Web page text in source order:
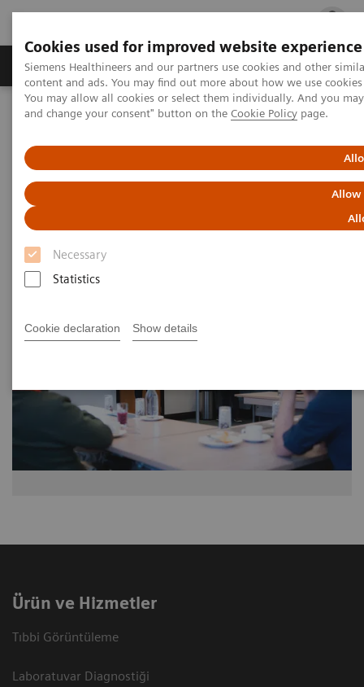
Cookies used for improved website experience
Siemens Healthineers and our partners use cookies and other
content and ads. You may find out more about how we use
You may allow all cookies or select them individually. And you
and change your consent" button on the Cookie Policy page.
Allow
Necessary
Statistics
Cookie declaration Show details
Ürün ve Hizmetler Öne Çıkanlar Sağlık
Siemens Healthineers Türkiye
Tıbbi Görüntüleme
MI World Summit 2026 Moments
Image 84
Image 84
Ürün ve Hizmetler
Tıbbi Görüntüleme
Laboratuvar Diagnostiği